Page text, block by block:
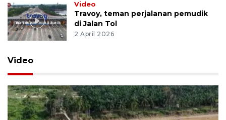
Video
Travoy, teman perjalanan pemudik
di Jalan Tol
2 April 2026
Video